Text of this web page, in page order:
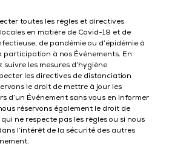
toutes les règles et directives
en matière de Covid-19 et de
de pandémie ou d’épidémie à
participation à nos Événements. En
les mesures d’hygiène
les directives de distanciation
le droit de mettre à jour les
d’un Événement sans vous en informer
réservons également le droit de
ne respecte pas les règles ou si nous
l’intérêt de la sécurité des autres